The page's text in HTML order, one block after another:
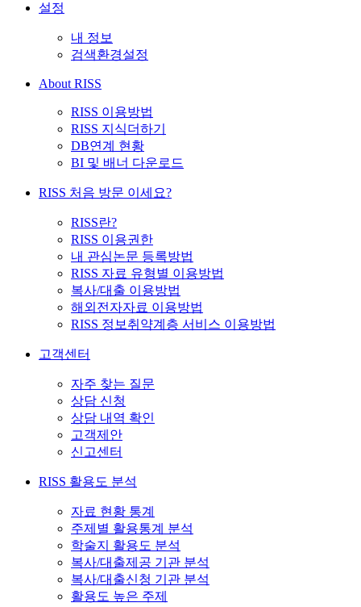
설정
내 정보
검색환경설정
About RISS
RISS 이용방법
RISS 지식더하기
DB연계 현황
BI 및 배너 다운로드
RISS 처음 방문 이세요?
RISS란?
RISS 이용권한
내 관심논문 등록방법
RISS 자료 유형별 이용방법
복사/대출 이용방법
해외전자자료 이용방법
RISS 정보취약계층 서비스 이용방법
고객센터
자주 찾는 질문
상담 신청
상담 내역 확인
고객제안
신고센터
RISS 활용도 분석
자료 현황 통계
주제별 활용통계 분석
학술지 활용도 분석
복사/대출제공 기관 분석
복사/대출신청 기관 분석
활용도 높은 주제